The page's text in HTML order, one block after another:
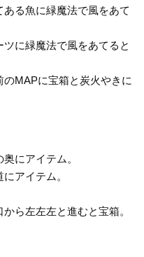
る魚に緑魔法で風をあて
に緑魔法で風をあてると
MAPに宝箱と炭火やきに
にアイテム。
アイテム。
ら左左左と進むと宝箱。